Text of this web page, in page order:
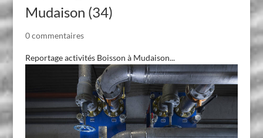
Mudaison (34)
0 commentaires
Reportage activités Boisson à Mudaison...